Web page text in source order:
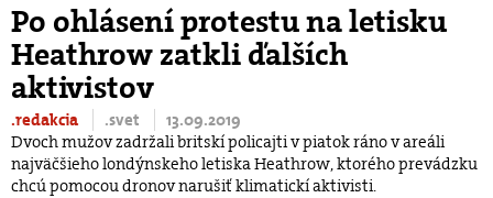
Po ohlásení protestu na letisku
Heathrow zatkli ďalších
aktivistov
.redakcia .svet
13.09.2019
Dvoch mužov zadržali britskí policajti v piatok ráno v areáli
najväčšieho londýnskeho letiska Heathrow, ktorého prevádzku
chcú pomocou dronov narušiť klimatickí aktivisti.